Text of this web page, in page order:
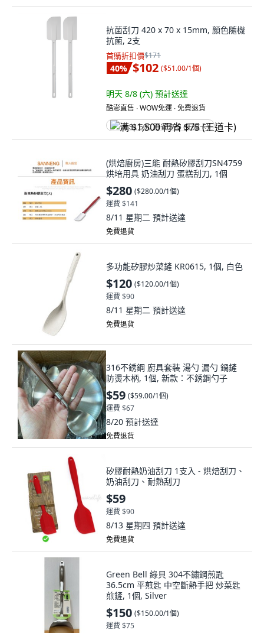
抗菌刮刀 420 x 70 x 15mm, 顏色隨機
抗菌, 2支
首購折扣價$171
40% $102 ($51.00/1個)
明天 8/8 (六) 預計送達
酷澎直售 ∙ WOW免運 ∙ 免費退貨
满 $1,500 再省 $75 (王道卡)
(烘焙廚房)三能 耐熱矽膠刮刀SN4759
烘培用具 奶油刮刀 蛋糕刮刀, 1個
$280 ($280.00/1個)
運費 $141
8/11 星期二 預計送達
免費退貨
多功能矽膠炒菜鏟 KR0615, 1個, 白色
$120 ($120.00/1個)
運費 $90
8/11 星期二 預計送達
免費退貨
316不銹鋼 廚具套裝 湯勺 漏勺 鍋鏟
防燙木柄, 1個, 新款：不銹鋼勺子
$59 ($59.00/1個)
運費 $67
8/20 預計送達
免費退貨
矽膠耐熱奶油刮刀 1支入 - 烘焙刮刀、
奶油刮刀、耐熱刮刀
$59
運費 $90
8/13 星期四 預計送達
免費退貨
Green Bell 綠貝 304不鏽鋼煎匙
36.5cm 平煎匙 中空斷熱手把 炒菜匙
煎鏟, 1個, Silver
$150 ($150.00/1個)
運費 $75